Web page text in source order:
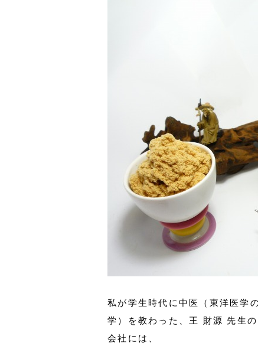
私が学生時代に中医（東洋医学
学）を教わった、王 財源 先生
会社には、